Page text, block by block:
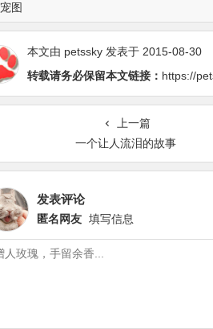
宠图
本文由 petssky 发表于 2015-08-30
转载请务必保留本文链接： https://
上一篇
一个让人流泪的故事
发表评论
匿名网友 填写信息